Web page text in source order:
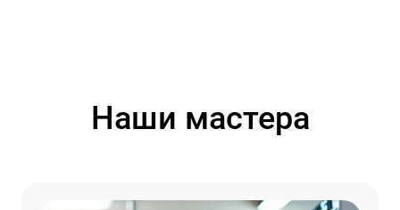
Наши мастера